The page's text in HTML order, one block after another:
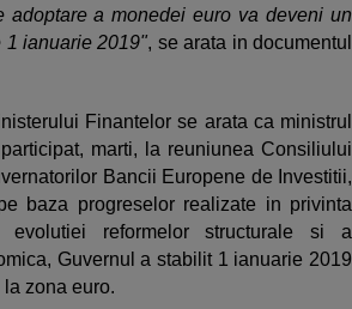
adoptare a monedei euro va deveni un
1 ianuarie 2019", se arata in documentul
Finantelor se arata ca ministrul
marti, la reuniunea Consiliului
Bancii Europene de Investitii,
baza progreselor realizate in privinta
reformelor structurale si a
Guvernul a stabilit 1 ianuarie 2019
zona euro.